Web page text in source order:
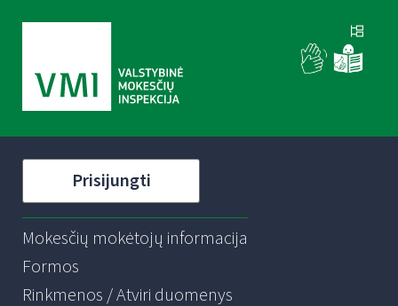
Prisijungti
Mokesčių mokėtojų informacija
Formos
Rinkmenos / Atviri duomenys